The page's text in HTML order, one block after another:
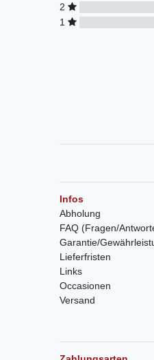
2
1
Infos
Abholung
FAQ (Fragen/
Garantie/
Lieferfristen
Links
Occasionen
Versand